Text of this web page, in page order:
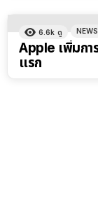
6.6k ดู NEWS
Apple เพิ่มก
แรก